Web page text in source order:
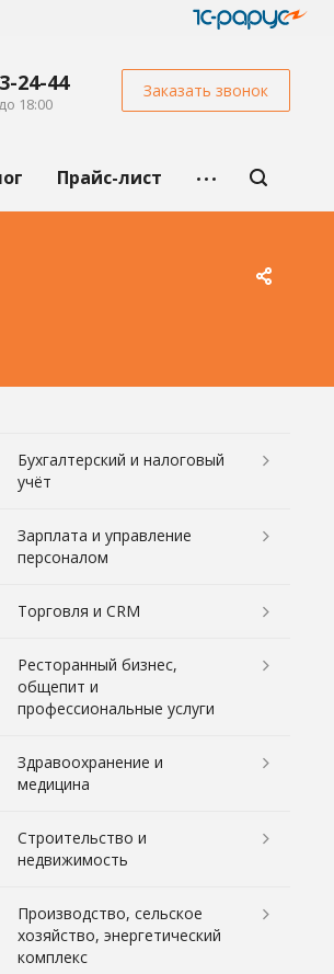
24-44
18:00
Заказать звонок
Прайс-лист
Бухгалтерский и налоговый
учёт
Зарплата и управление
персоналом
Торговля и CRM
Ресторанный бизнес,
общепит и
профессиональные услуги
Здравоохранение и
медицина
Строительство и
недвижимость
Производство, сельское
хозяйство, энергетический
комплекс